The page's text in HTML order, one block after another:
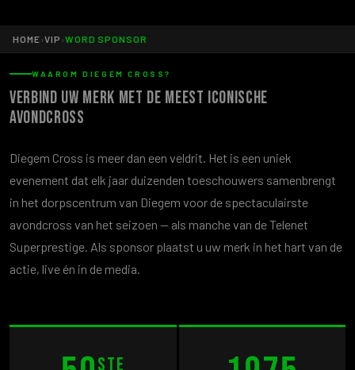
HOME›VIP ›WORD SPONSOR
WAAROM DIEGEM CROSS?
Verbind uw merk met de meest iconische
avondcross
Diegem Cross is meer dan een veldrit. Het is een uniek
evenement dat elk jaar duizenden toeschouwers samenbrengt
in het dorpscentrum van Diegem voor de spectaculairste
avondcross van het seizoen — als manche van de Telenet
Superprestige. Als sponsor plaatst u uw merk in het hart van de
actie, live én in de media.
ste